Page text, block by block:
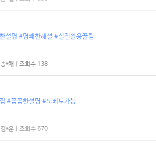
설명 #명쾌한해설 #실전활용꿀팁
*채 | 조회수 138
#꼼꼼한설명 #노베도가능
*운 | 조회수 670